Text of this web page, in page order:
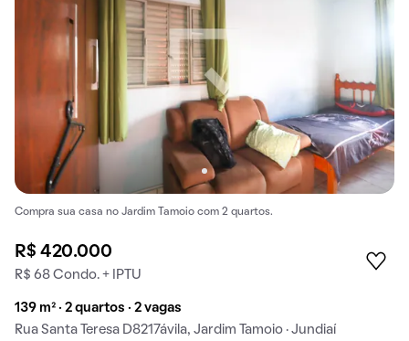
Compra sua casa no Jardim Tamoio com 2 quartos.
R$ 420.000
R$ 68 Condo. + IPTU
139 m² · 2 quartos · 2 vagas
Rua Santa Teresa D8217ávila, Jardim Tamoio · Jundiaí